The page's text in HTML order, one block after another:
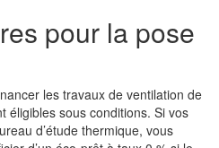
pour la pose
les travaux de ventilation de
éligibles sous conditions. Si vos
d’étude thermique, vous